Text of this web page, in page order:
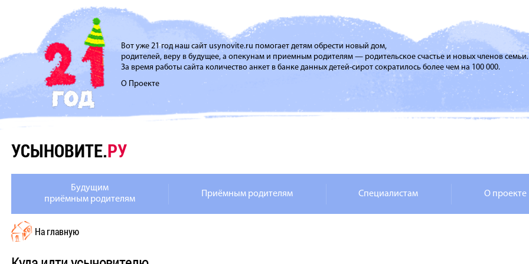
Вот уже 21 год наш сайт usynovite.ru помогает детям обрести новый дом,
родителей, веру в будущее, а опекунам и приемным родителям — родительское счастье и новых членов семьи.
За время работы сайта количество анкет в банке данных детей-сирот сократилось более чем на 100 000.
О Проекте
УСЫНОВИТЕ.РУ
Будущим
приёмным родителям
Приёмным родителям Специалистам О проекте
На главную